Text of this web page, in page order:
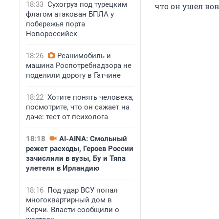
18:33 Сухогруз под турецким
флагом атакован БПЛА у
побережья порта
Новороссийск
18:26
Реанимобиль и
машина Роспотребнадзора не
поделили дорогу в Гатчине
18:22 Хотите понять человека,
посмотрите, что он сажает на
даче: тест от психолога
18:18
AI-AINA: Смольный
режет расходы, Героев России
зачислили в вузы, Бу и Тяпа
улетели в Ирландию
18:16 Под удар ВСУ попал
многоквартирный дом в
Керчи. Власти сообщили о
что он ушел